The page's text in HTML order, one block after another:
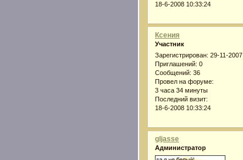
18-6-2008 10:33:24
Ксения
Участник
Зарегистрирован: 29-11-2007
Приглашений: 0
Сообщений: 36
Провел на форуме:
3 часа 34 минуты
Последний визит:
18-6-2008 10:33:24
gljasse
Администратор